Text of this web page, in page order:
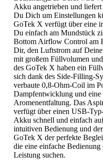
Akku angetrieben und
Du Dich um Einstellungen
GoTek X verfügt über eine
Du einfach am Mundstück
Bottom Airflow Control am
Dir, den Luftstrom auf
mit großem Füllvolumen
des GoTek X haben ein
sich dank des Side-Filling-
verbaute 0,8-Ohm-Coil im
Dampfentwicklung und eine
Aromenentfaltung. Das
verfügt über einen USB-
Akku schnell und einfach
intuitiven Bedienung und
GoTek X der perfekte
die eine einfache
Leistung suchen.